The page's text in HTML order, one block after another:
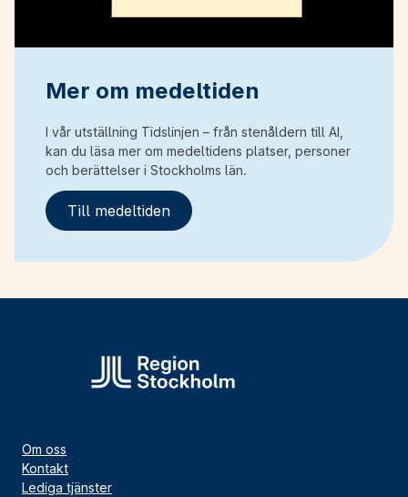
Mer om medeltiden
I vår utställning Tidslinjen – från stenåldern till AI,
kan du läsa mer om medeltidens platser, personer
och berättelser i Stockholms län.
Till medeltiden
Om oss
Kontakt
Lediga tjänster